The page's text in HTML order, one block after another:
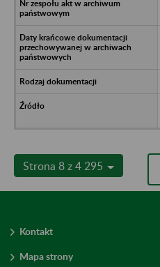
Strona 8 z 4 295
Kontakt
Mapa strony